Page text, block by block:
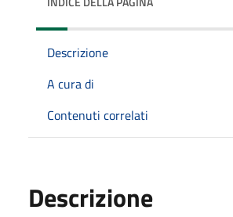
Descrizione
A cura di
Contenuti correlati
Descrizione